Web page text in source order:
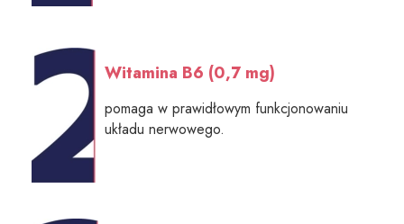
Witamina B6 (0,7 mg)
pomaga w prawidłowym funkcjonowaniu
układu nerwowego.